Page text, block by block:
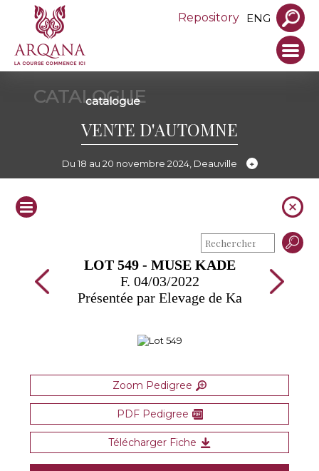
Repository ENG
CATALOGUE
catalogue
VENTE D'AUTOMNE
Du 18 au 20 novembre 2024, Deauville
LOT 549 - MUSE KADE
F. 04/03/2022
Présentée par Elevage de Ka
Zoom Pedigree
PDF Pedigree
Télécharger Fiche